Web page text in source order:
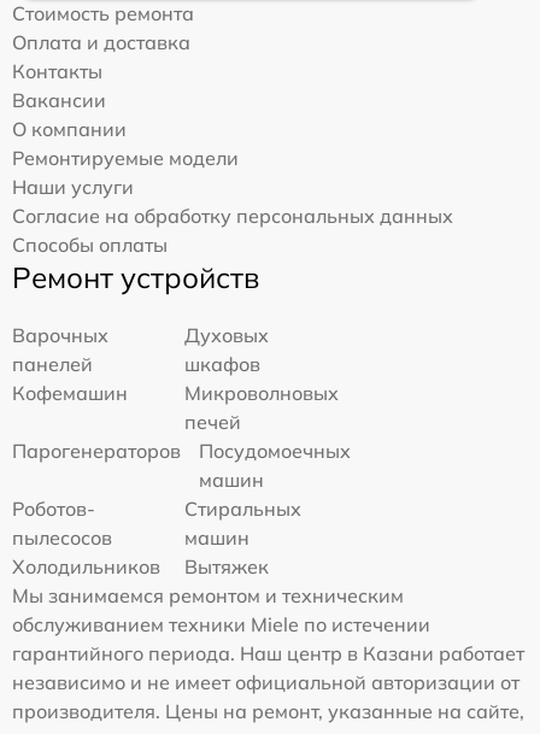
Стоимость ремонта
Оплата и доставка
Контакты
Вакансии
О компании
Ремонтируемые модели
Наши услуги
Согласие на обработку персональных данных
Способы оплаты
Ремонт устройств
Варочных
панелей
Духовых
шкафов
Кофемашин
Микроволновых
печей
Парогенераторов
Посудомоечных
машин
Роботов-
пылесосов
Стиральных
машин
Холодильников
Вытяжек
Мы занимаемся ремонтом и техническим
обслуживанием техники Miele по истечении
гарантийного периода. Наш центр в Казани работает
независимо и не имеет официальной авторизации от
производителя. Цены на ремонт, указанные на сайте,